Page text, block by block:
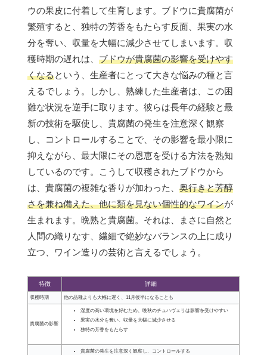
ウの果皮に付着して生育します。ブドウに貴腐菌が
繁殖すると、独特の芳香をもたらす反面、果実の水
分を奪い、収量を大幅に減少させてしまいます。収
穫時期の遅れは、 ブドウが貴腐菌の影響を受けやす
くなるという、生産者にとって大きな悩みの種と言
えるでしょう。しかし、熟練した生産者は、この困
難な状況を逆手に取ります。彼らは長年の経験と最
新の技術を駆使し、貴腐菌の発生を注意深く観察
し、コントロールすることで、その影響を最小限に
抑えながら、最大限にその恩恵を受ける方法を熟知
しているのです。こうして収穫されたブドウから
は、貴腐菌の複雑な香りが加わった、 奥行きと芳醇
さを兼ね備えた、他に類を見ない個性的なワインが
生まれます。晩熟と貴腐菌。それは、まさに自然と
人間の織りなす、繊細で絶妙なバランスの上に成り
立つ、ワイン造りの芸術と言えるでしょう。
特徴 詳細
収穫時期 他の品種よりも大幅に遅く、11月後半になることも
貴腐菌の影響
湿度の高い環境を好むため、晩秋のチュハヴェリは影響を受けやすい
果実の水分を奪い、収量を大幅に減少させる
独特の芳香をもたらす
貴腐菌の発生を注意深く観察し、コントロールする